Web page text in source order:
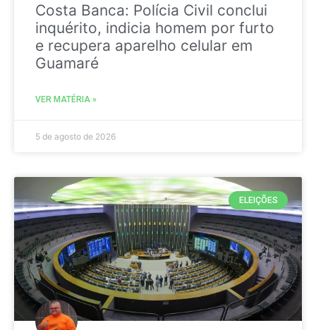
Costa Banca: Polícia Civil conclui
inquérito, indicia homem por furto
e recupera aparelho celular em
Guamaré
VER MATÉRIA »
5 de agosto de 2026
ELEIÇÕES